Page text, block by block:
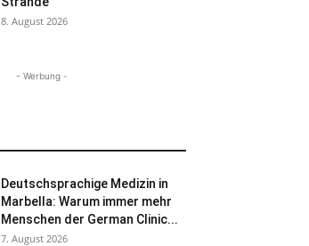
8. August 2026
- Werbung -
Deutschsprachige Medizin in
Marbella: Warum immer mehr
Menschen der German Clinic...
7. August 2026